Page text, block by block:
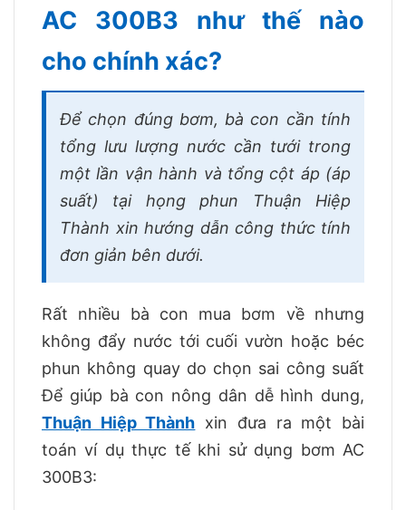
AC 300B3 như thế nào
cho chính xác?
Để chọn đúng bơm, bà con cần tính
tổng lưu lượng nước cần tưới trong
một lần vận hành và tổng cột áp (áp
suất) tại họng phun Thuận Hiệp
Thành xin hướng dẫn công thức tính
đơn giản bên dưới.
Rất nhiều bà con mua bơm về nhưng
không đẩy nước tới cuối vườn hoặc béc
phun không quay do chọn sai công suất
Để giúp bà con nông dân dễ hình dung,
Thuận Hiệp Thành xin đưa ra một bài
toán ví dụ thực tế khi sử dụng bơm AC
300B3: